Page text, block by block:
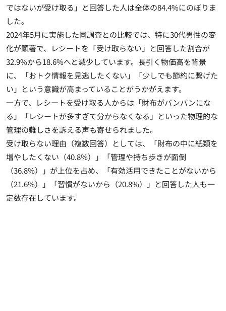
ではないが受け取る」と回答した人は全体の84.4%にのぼりま
した。
2024年5月に実施した同調査との比較では、特に30代男性の変
化が顕著で、レシートを「受け取らない」と回答した割合が
32.9%から18.6%へと減少しています。長引く物価高を背景
に、「おトク情報を見逃したくない」「少しでも節約に繋げた
い」という意識が高まっていることがうかがえます。
一方で、レシートを受け取る人からは「財布がパンパンにな
る」「レシートが多すぎて分からなくなる」といった物理的な
管理の難しさを訴える声も寄せられました。
受け取らない理由（複数回答）としては、「財布の中に紙類を
増やしたくない（40.8%）」「管理や持ち歩きが面倒
（36.8%）」が上位を占め、「有効活用できたことがないから
（21.6%）」「習慣がないから（20.8%）」と回答した人も一
定数存在しています。